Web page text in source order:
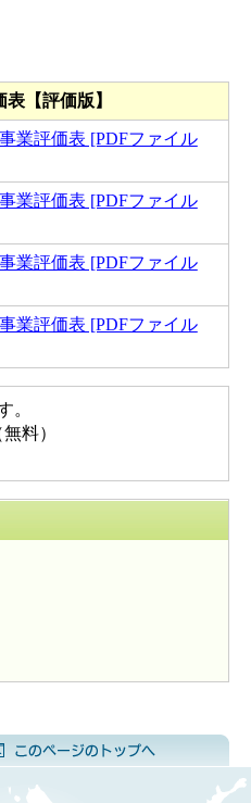
【評価版】
業評価表 [PDFファイル
業評価表 [PDFファイル
業評価表 [PDFファイル
業評価表 [PDFファイル
。
料）
に戻る